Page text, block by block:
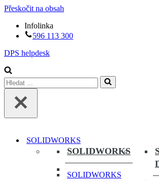
Přeskočit na obsah
Infolinka
596 113 300
DPS helpdesk
Vyhledat
...
SOLIDWORKS
SOLIDWORKS
SOLIDWORKS